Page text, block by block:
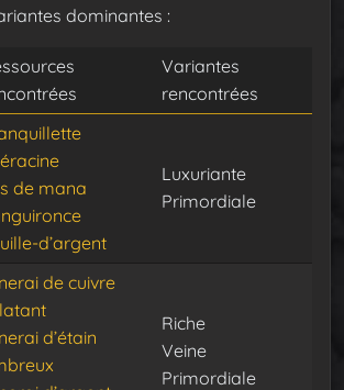
dominantes :
Variantes
rencontrées
de mana
d’argent
Luxuriante
Primordiale
de cuivre
d’étain
Riche
Veine
Primordiale